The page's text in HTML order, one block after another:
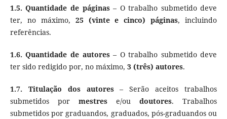
1.5. Quantidade de páginas– O trabalho submetido deve
ter, no máximo, 25 (vinte e cinco) páginas, incluindo
referências.
1.6. Quantidade de autores– O trabalho submetido deve
ter sido redigido por, no máximo, 3 (três) autores.
1.7. Titulação dos autores– Serão aceitos trabalhos
submetidos por mestres e/oudoutores. Trabalhos
submetidos por graduandos, graduados, pós-graduandos ou